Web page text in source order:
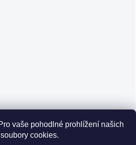
vaše pohodlné prohlížení našich
cookies.